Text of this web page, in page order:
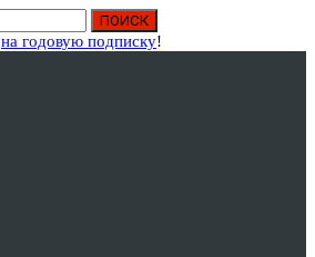
на годовую подписку!